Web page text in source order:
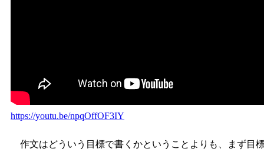
https://youtu.be/npqOffOF3IY
作文はどういう目標で書くかということよりも、まず目